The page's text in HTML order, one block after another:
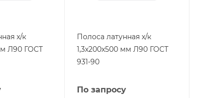
х/к
Л90 ГОСТ
Полоса латунная х/к
1,3х200х500 мм Л90 ГОСТ
931-90
По запросу